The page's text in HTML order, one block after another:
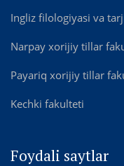
Ingliz filologiyasi va
Narpay xorijiy tillar
Payariq xorijiy tillar
Kechki fakulteti
Foydali saytlar